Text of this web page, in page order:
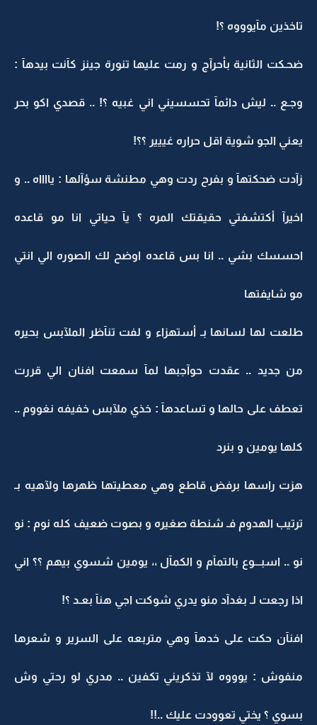
تاخذين مآيوووه ؟!
ضحـكت الثانية بأحرآج و رمت عليها تنورة جينز كآنت بيدهآ :
وجـع .. ليش دائمآ تحسسيني اني غبيه ؟! .. قصدي اكو بحر
يعني الجو شوية اقل حراره غييير ؟؟!
زآدت ضحكتهآ و بفرح ردت وهي مطنشة سؤآلها : يااااه .. و
اخيرآ أكتشفتي حقيقتك المره ؟ يآ حياتي انا مو قاعده
احسسك بشي .. انا بس قاعده اوضح لك الصوره الي انتي
مو شايفتها
طلعت لها لسانها بـ أستهزاء و لفت تنآظر الملآبس بحيره
من جديد .. عقدت حوآجبها لمآ سمعت افنان الي قررت
تعطف على حالها و تساعدهآ : خذي ملآبس خفيفه نغووم ..
كلها يومين و بنرد
هزت راسها برفض قاطع وهي معطيتها ظهرها ولآهيه بـ
ترتيب الهدوم فـ شنطة صغيره و بصوت ضعيف كله نوم : نو
نو .. اسبـــوع بالتمآم و الكمآل ،، يومين شسوي بيهم ؟؟ اني
اذا رجعت لـ بغدآد منو يدري شوكت اجي هنآ بعـد ؟!
افنآن حكت على خدهآ وهي متربعه على السرير و شعرها
منفوش : يوووه لآ تذكريني تكفين .. مدري لو رحتي وش
بسوي ؟ يختي تعوودت عليك ..!!